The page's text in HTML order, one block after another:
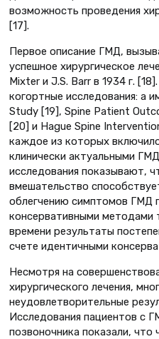
возможность проведения
[17].
Первое описание ГМД,
успешное хирургическое
Mixter и J.S. Barr в 1934 г.
когортные исследования: а
Study [19], Spine Patient
[20] и Hague Spine
каждое из которых
клинически актуальными
исследования показывают,
вмешательство
облегчению симптомов ГМД
консервативными методами
времени результаты
счете идентичными
Несмотря на
хирургического лечения,
неудовлетворительные
Исследования пациентов с
позвоночника показали, что